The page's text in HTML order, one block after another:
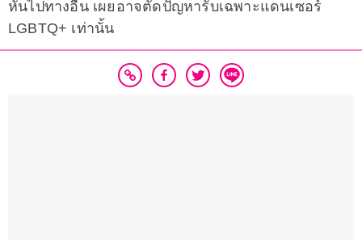
หันไปทางอื่น เผยอาจตัดปัญหารับเฉพาะแดนเซอร์
LGBTQ+ เท่านั้น